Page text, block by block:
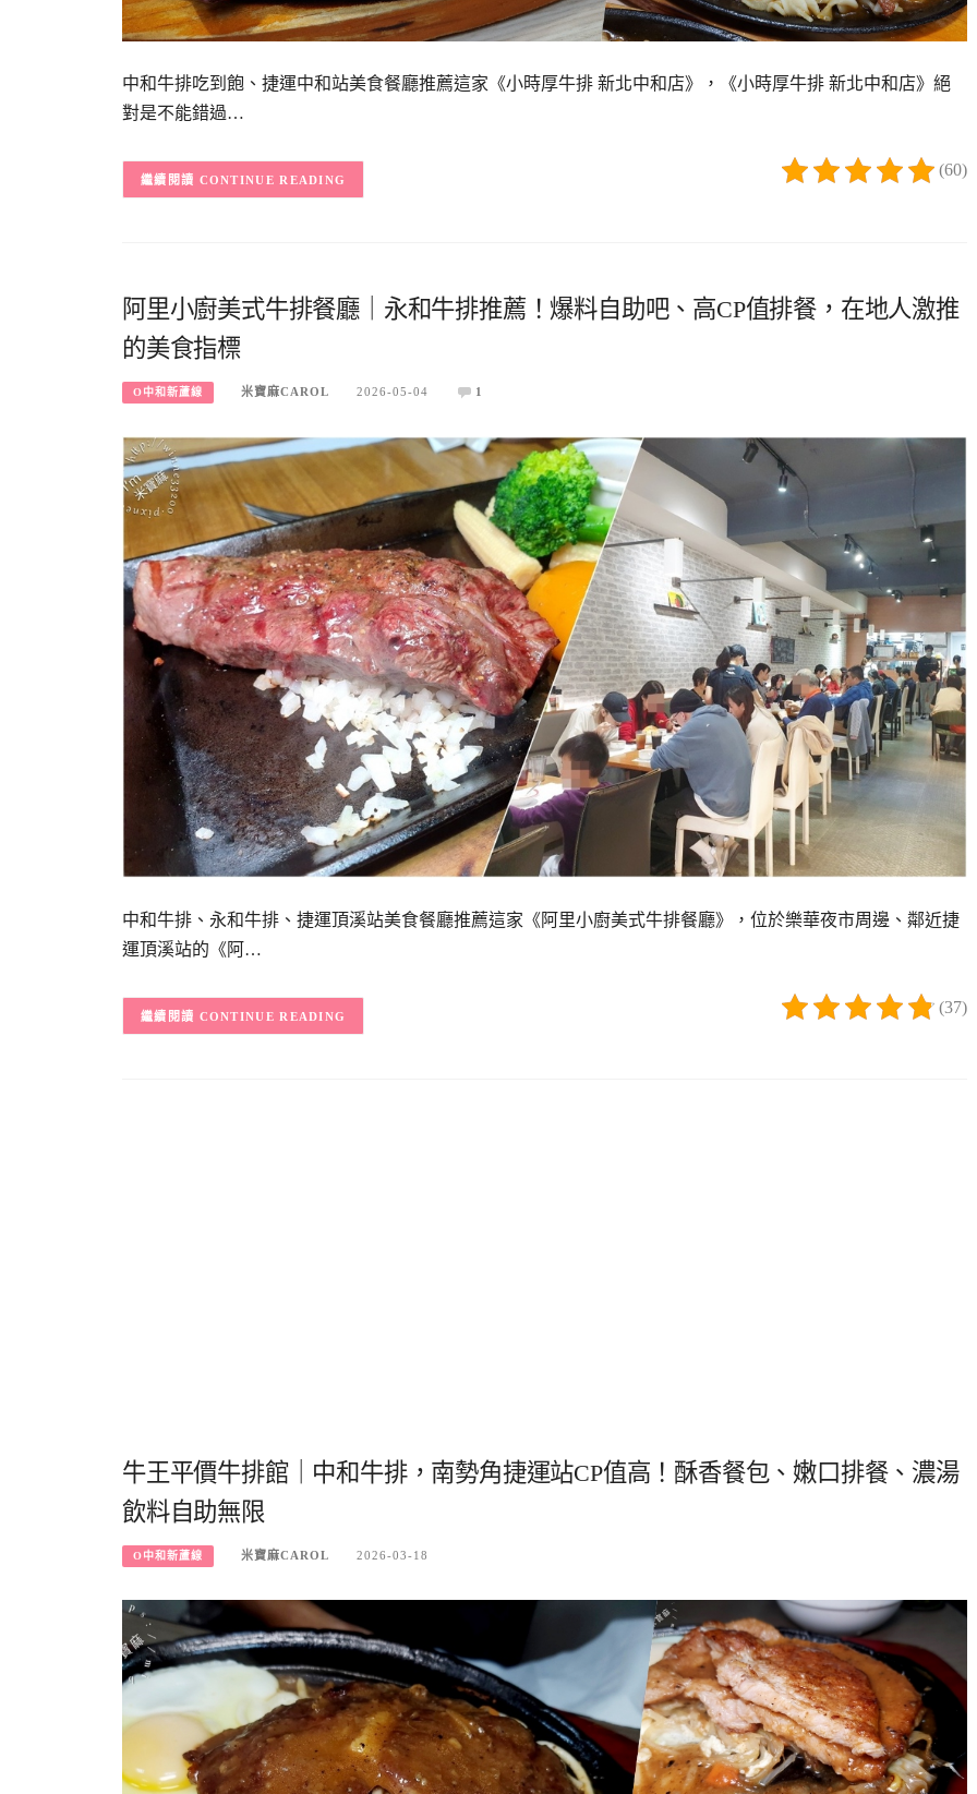
中和牛排吃到飽、捷運中和站美食餐廳推薦這家《小時厚牛排 新北中和店》，《小時厚牛排 新北中和店》絕
對是不能錯過…
(60)
CONTINUE READING
阿里小廚美式牛排餐廳｜永和牛排推薦！爆料自助吧、高CP值排餐，在地人激推
的美食指標
O中和新蘆線 米寶麻CAROL 2026-05-04 1
中和牛排、永和牛排、捷運頂溪站美食餐廳推薦這家《阿里小廚美式牛排餐廳》，位於樂華夜市周邊、鄰近捷
運頂溪站的《阿…
(37)
CONTINUE READING
牛王平價牛排館｜中和牛排，南勢角捷運站CP值高！酥香餐包、嫩口排餐、濃湯
飲料自助無限
O中和新蘆線 米寶麻CAROL 2026-03-18